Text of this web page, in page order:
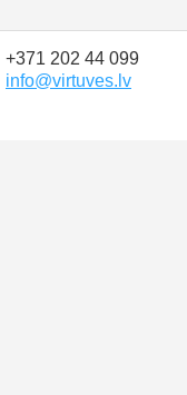
+371 202 44 099
info@virtuves.lv